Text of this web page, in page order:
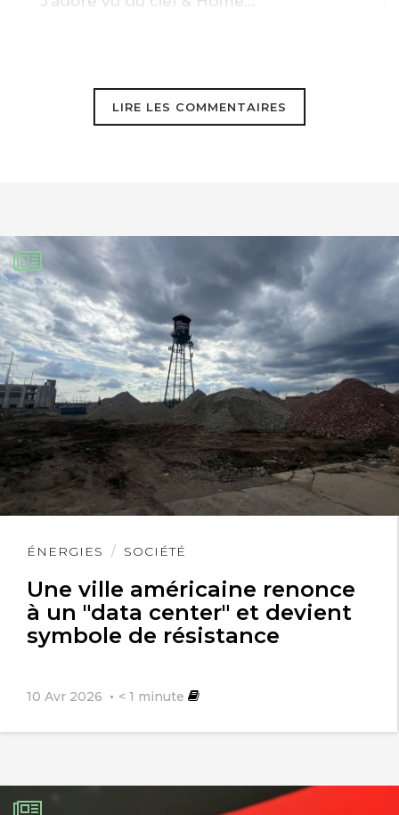
grâce à votre travail…
nawelle 25 juin 2009
lettre
bonjours je vien de lire resumer et je
trouve sa bien que vou les aider pour s
un bon jeste je suis a l »ecole primaire
et je voudrais prendre lexemple sur
vous
LIRE LES COMMENTAIRES
ÉNERGIES SOCIÉTÉ
Une ville américaine renonce
à un "data center" et devient
symbole de résistance
10 Avr 2026 < 1 minute
Lire